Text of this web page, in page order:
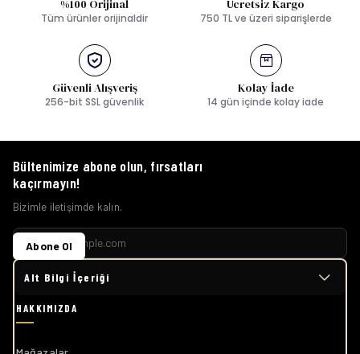
Güvenli Alışveriş
256-bit SSL güvenlik
Kolay İade
14 gün içinde kolay iade
Alt Bilgi İçeriği
Mağazalar
Profil Bilgilerim
Bültenimize abone olun, fırsatları
Bizimle iletişimde kalın.